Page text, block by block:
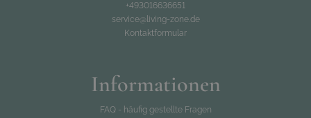
+493016636651
service@living-zone.de
Kontaktformular
Informationen
FAQ - häufig gestellte Fragen